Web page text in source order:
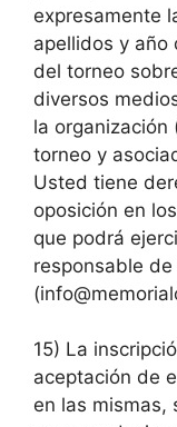
expresamente
apellidos y año
del torneo
diversos
la organización
torneo y
Usted tiene
oposición en
que podrá
responsable
15) La
aceptación de
en las mismas,